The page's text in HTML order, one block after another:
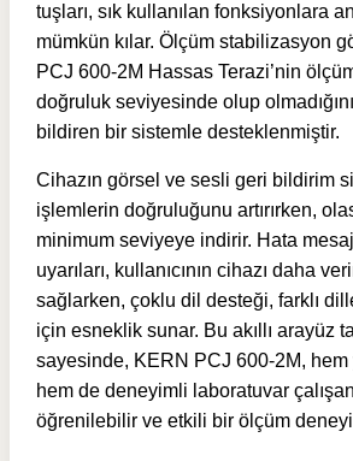
tuşları, sık kullanılan fonksiyonlara
mümkün kılar. Ölçüm stabilizasyon
PCJ 600-2M Hassas Terazi’nin
doğruluk seviyesinde olup
bildiren bir sistemle desteklenmiştir.
Cihazın görsel ve sesli geri bildirim
işlemlerin doğruluğunu artırırken,
minimum seviyeye indirir. Hata
uyarıları, kullanıcının cihazı daha
sağlarken, çoklu dil desteği, farklı
için esneklik sunar. Bu akıllı arayüz
sayesinde, KERN PCJ 600-2M,
hem de deneyimli laboratuvar
öğrenilebilir ve etkili bir ölçüm